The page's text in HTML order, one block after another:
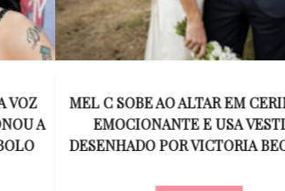
MEL C SOBE AO ALTAR EM CERIMÔNIA
EMOCIONANTE E USA VESTIDO
DESENHADO POR VICTORIA BECKHAM